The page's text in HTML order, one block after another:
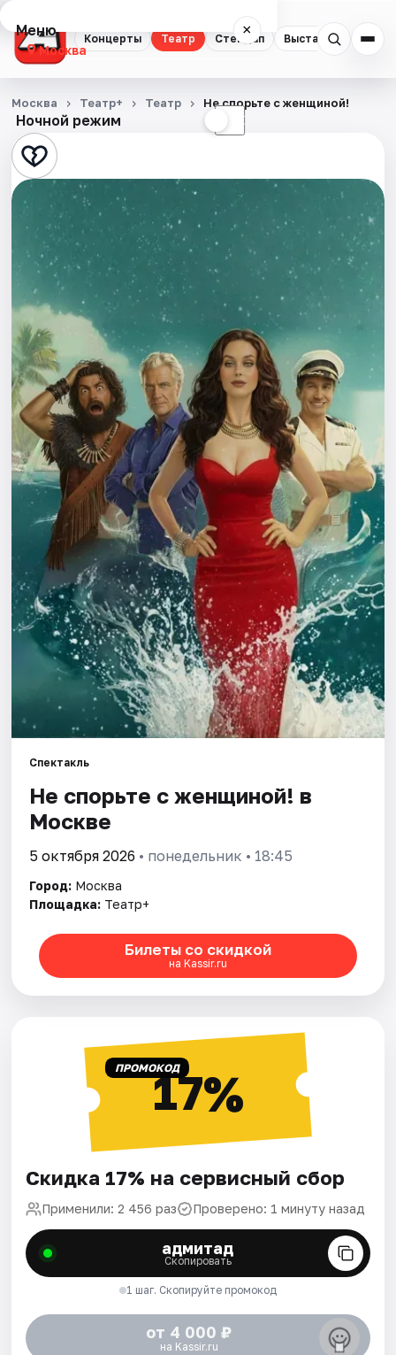
Концерты Театр Стендап Выставки
Меню ×
Москва
Концерты
Театр
Стендап
Выставки
Квесты
Экскурсии
Спорт
События
Города
Площадки
Артисты
Рейтинги
Ночной режим ☾
Москва Театр+ Театр Не спорьте с женщиной!
Спектакль
Не спорьте с женщиной! в
Москве
5 октября 2026 • понедельник • 18:45
Город: Москва
Площадка: Театр+
Билеты со скидкой
на Kassir.ru
ПРОМОКОД17%
Скидка 17% на сервисный сбор
Применили: 2 456 раз Проверено: 1 минуту назад
адмитад
Скопировать
1 шаг. Скопируйте промокод
от 4 000 ₽
на Kassir.ru